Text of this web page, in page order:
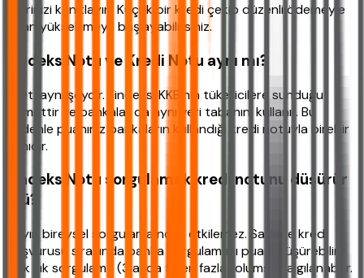
gelirinizi kanıtlayın. Küçük bir kredi çekip düzenli ödemeyle
puan yükseltmeye başlayabilirsiniz.
Findeks Notu ve Kredi Notu aynı mı?
Evet, aynı şeydir. Findeks, KKB'nin tüketicilere sunduğu
hizmettir ve bankalar da aynı veri tabanını kullanır. Bu
nedenle puanınız bankaların kullandığı kredi notuyla birebir
aynıdır.
Findeks Notu sorgulamak kredi notunu düşürür
mü?
Hayır, bireysel sorgulama notu etkilemez. Sadece kredi
başvurusu sırasında banka sorgulaması puanı düşürebilir.
Çok sık sorgulama (3 ayda 5’ten fazla) olumsuz algılanabilir.